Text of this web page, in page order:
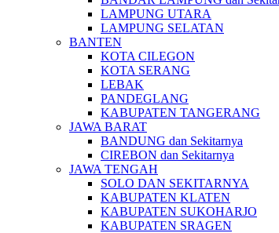
LAMPUNG UTARA
LAMPUNG SELATAN
BANTEN
KOTA CILEGON
KOTA SERANG
LEBAK
PANDEGLANG
KABUPATEN TANGERANG
JAWA BARAT
BANDUNG dan Sekitarnya
CIREBON dan Sekitarnya
JAWA TENGAH
SOLO DAN SEKITARNYA
KABUPATEN KLATEN
KABUPATEN SUKOHARJO
KABUPATEN SRAGEN